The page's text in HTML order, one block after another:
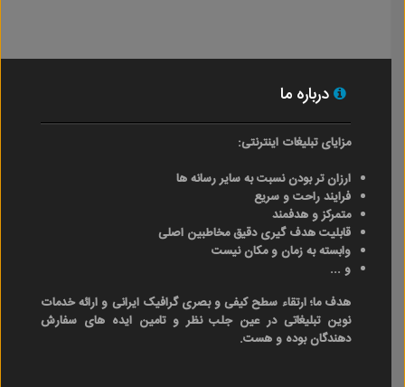
درباره ما
مزایای تبلیغات اینترنتی:
ارزان تر بودن نسبت به سایر رسانه ها
فرایند راحت و سریع
متمرکز و هدفمند
قابلیت هدف گیری دقیق مخاطبین اصلی
وابسته به زمان و مکان نیست
و ...
هدف ما؛ ارتقاء سطح کیفی و بصری گرافیک ایرانی و ارائه خدمات
نوین تبلیغاتی در عین جلب نظر و تامین ایده های سفارش
دهندگان بوده و هست.